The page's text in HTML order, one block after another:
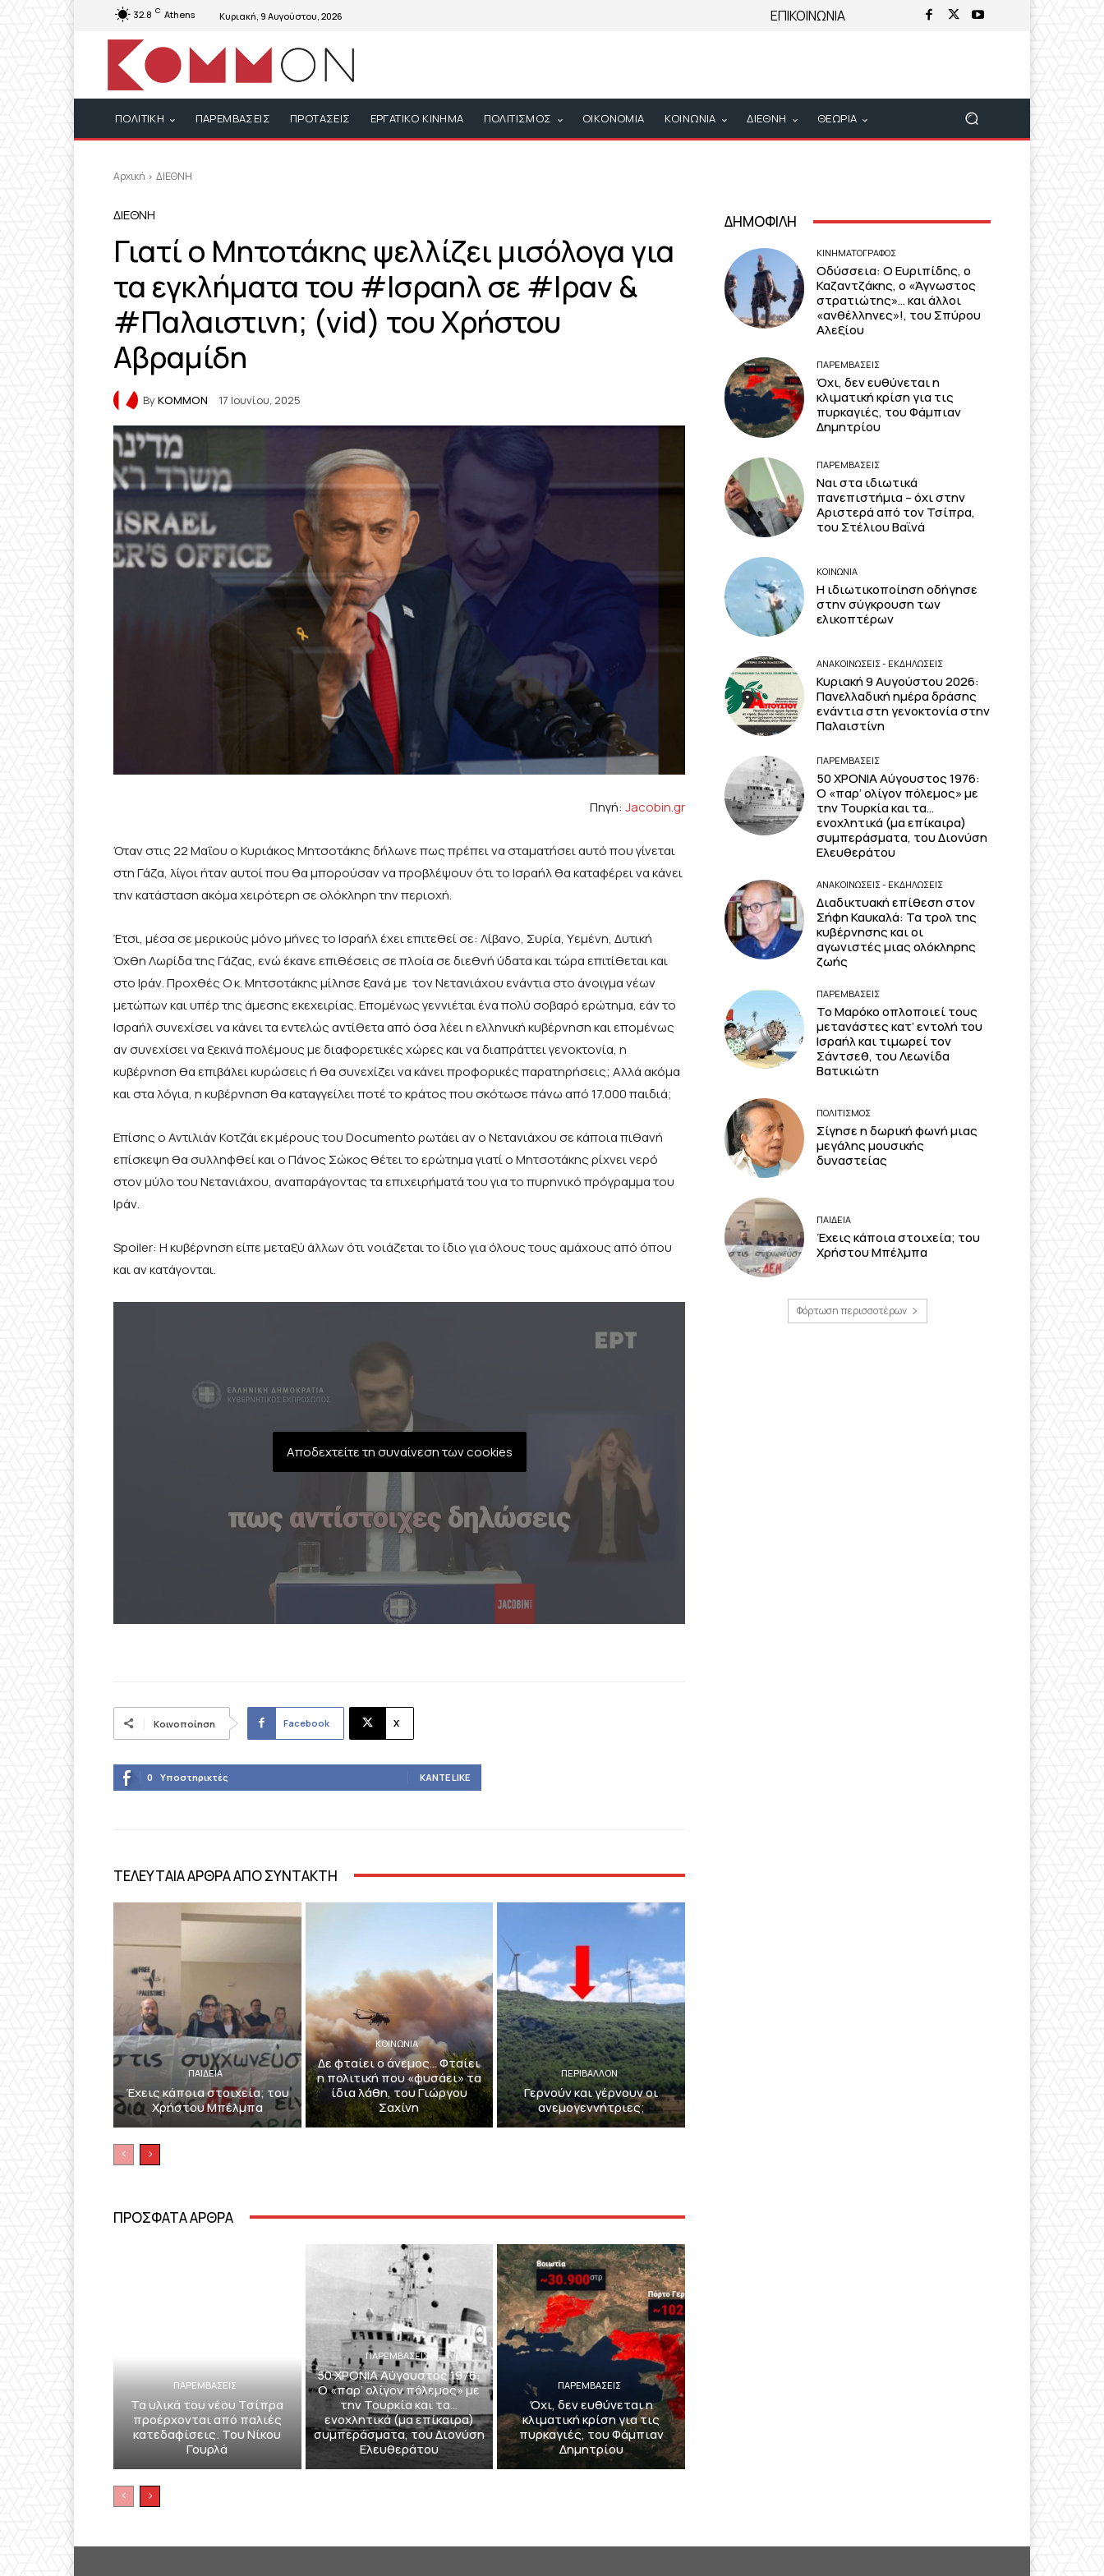
32.8 C Athens Κυριακή, 9 Αυγούστου, 2026 ΕΠΙΚΟΙΝΩΝΙΑ
ΠΟΛΙΤΙΚΗ ΠΑΡΕΜΒΑΣΕΙΣ ΠΡΟΤΑΣΕΙΣ ΕΡΓΑΤΙΚΟ ΚΙΝΗΜΑ ΠΟΛΙΤΙΣΜΟΣ ΟΙΚΟΝΟΜΙΑ ΚΟΙΝΩΝΙΑ ΔΙΕΘΝΗ ΘΕΩΡΙΑ
Αρχική ΔΙΕΘΝΗ
ΔΙΕΘΝΗ
Γιατί ο Μητοτάκης ψελλίζει μισόλογα για
τα εγκλήματα του #Ισραηλ σε #Ιραν &
#Παλαιστινη; (vid) του Χρήστου
Αβραμίδη
ByKOMMON 17 Ιουνίου, 2025
Πηγή: Jacobin.gr
Όταν στις 22 Μαΐου ο Κυριάκος Μητσοτάκης δήλωνε πως πρέπει να σταματήσει αυτό που γίνεται
στη Γάζα, λίγοι ήταν αυτοί που θα μπορούσαν να προβλέψουν ότι το Ισραήλ θα καταφέρει να κάνει
την κατάσταση ακόμα χειρότερη σε ολόκληρη την περιοχή.
Έτσι, μέσα σε μερικούς μόνο μήνες το Ισραήλ έχει επιτεθεί σε: Λίβανο, Συρία, Υεμένη, Δυτική
Όχθη Λωρίδα της Γάζας, ενώ έκανε επιθέσεις σε πλοία σε διεθνή ύδατα και τώρα επιτίθεται και
στο Ιράν. Προχθές Ο κ. Μητσοτάκης μίλησε ξανά με τον Νετανιάχου ενάντια στο άνοιγμα νέων
μετώπων και υπέρ της άμεσης εκεχειρίας. Επομένως γεννιέται ένα πολύ σοβαρό ερώτημα, εάν το
Ισραήλ συνεχίσει να κάνει τα εντελώς αντίθετα από όσα λέει η ελληνική κυβέρνηση και επομένως
αν συνεχίσει να ξεκινά πολέμους με διαφορετικές χώρες και να διαπράττει γενοκτονία, η
κυβέρνηση θα επιβάλει κυρώσεις ή θα συνεχίζει να κάνει προφορικές παρατηρήσεις; Αλλά ακόμα
και στα λόγια, η κυβέρνηση θα καταγγείλει ποτέ το κράτος που σκότωσε πάνω από 17.000 παιδιά;
Επίσης ο Αντιλιάν Κοτζάι εκ μέρους του Documento ρωτάει αν ο Νετανιάχου σε κάποια πιθανή
επίσκεψη θα συλληφθεί και ο Πάνος Σώκος θέτει το ερώτημα γιατί ο Μητσοτάκης ρίχνει νερό
στον μύλο του Νετανιάχου, αναπαράγοντας τα επιχειρήματά του για το πυρηνικό πρόγραμμα του
Ιράν.
Spoiler: Η κυβέρνηση είπε μεταξύ άλλων ότι νοιάζεται το ίδιο για όλους τους αμάχους από όπου
και αν κατάγονται.
Αποδεχτείτε τη συναίνεση των cookies
Κοινοποίηση Facebook X
0 Υποστηρικτές ΚΆΝΤΕ LIKE
ΤΕΛΕΥΤΑΙΑ ΑΡΘΡΑ ΑΠΟ ΣΥΝΤΑΚΤΗ
ΠΑΙΔΕΙΑ
Έχεις κάποια στοιχεία; του
Χρήστου Μπέλμπα
ΚΟΙΝΩΝΙΑ
Δε φταίει ο άνεμος… Φταίει
η πολιτική που «φυσάει» τα
ίδια λάθη, του Γιώργου
Σαχίνη
ΠΕΡΙΒΆΛΛΟΝ
Γερνούν και γέρνουν οι
ανεμογεννήτριες;
ΠΡΟΣΦΑΤΑ ΑΡΘΡΑ
ΠΑΡΕΜΒΑΣΕΙΣ
Τα υλικά του νέου Τσίπρα
προέρχονται από παλιές
κατεδαφίσεις. Του Νίκου
Γουρλά
ΠΑΡΕΜΒΑΣΕΙΣ
50 ΧΡΟΝΙΑ Αύγουστος 1976:
Ο «παρ’ ολίγον πόλεμος» με
την Τουρκία και τα…
ενοχλητικά (μα επίκαιρα)
συμπεράσματα, του Διονύση
Ελευθεράτου
ΠΑΡΕΜΒΑΣΕΙΣ
Όχι, δεν ευθύνεται η
κλιματική κρίση για τις
πυρκαγιές, του Φάμπιαν
Δημητρίου
ΔΗΜΟΦΙΛΗ
ΚΙΝΗΜΑΤΟΓΡΆΦΟΣ
Οδύσσεια: Ο Ευριπίδης, ο
Καζαντζάκης, ο «Άγνωστος
στρατιώτης»… και άλλοι
«ανθέλληνες»!, του Σπύρου
Αλεξίου
ΠΑΡΕΜΒΑΣΕΙΣ
Όχι, δεν ευθύνεται η
κλιματική κρίση για τις
πυρκαγιές, του Φάμπιαν
Δημητρίου
ΠΑΡΕΜΒΑΣΕΙΣ
Ναι στα ιδιωτικά
πανεπιστήμια – όχι στην
Αριστερά από τον Τσίπρα,
του Στέλιου Βαϊνά
ΚΟΙΝΩΝΙΑ
Η ιδιωτικοποίηση οδήγησε
στην σύγκρουση των
ελικοπτέρων
ΑΝΑΚΟΙΝΩΣΕΙΣ - ΕΚΔΗΛΩΣΕΙΣ
Κυριακή 9 Αυγούστου 2026:
Πανελλαδική ημέρα δράσης
ενάντια στη γενοκτονία στην
Παλαιστίνη
ΠΑΡΕΜΒΑΣΕΙΣ
50 ΧΡΟΝΙΑ Αύγουστος 1976:
Ο «παρ’ ολίγον πόλεμος» με
την Τουρκία και τα…
ενοχλητικά (μα επίκαιρα)
συμπεράσματα, του Διονύση
Ελευθεράτου
ΑΝΑΚΟΙΝΩΣΕΙΣ - ΕΚΔΗΛΩΣΕΙΣ
Διαδικτυακή επίθεση στον
Σήφη Καυκαλά: Τα τρολ της
κυβέρνησης και οι
αγωνιστές μιας ολόκληρης
ζωής
ΠΑΡΕΜΒΑΣΕΙΣ
Το Μαρόκο οπλοποιεί τους
μετανάστες κατ’ εντολή του
Ισραήλ και τιμωρεί τον
Σάντσεθ, του Λεωνίδα
Βατικιώτη
ΠΟΛΙΤΙΣΜΟΣ
Σίγησε η δωρική φωνή μιας
μεγάλης μουσικής
δυναστείας
ΠΑΙΔΕΙΑ
Έχεις κάποια στοιχεία; του
Χρήστου Μπέλμπα
Φόρτωση περισσοτέρων